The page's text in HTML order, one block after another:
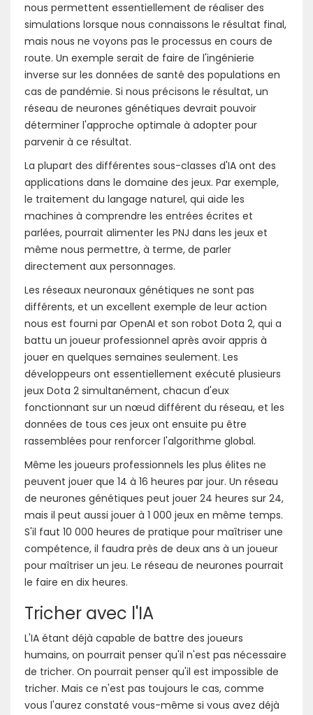
nous permettent essentiellement de réaliser des
simulations lorsque nous connaissons le résultat final,
mais nous ne voyons pas le processus en cours de
route. Un exemple serait de faire de l'ingénierie
inverse sur les données de santé des populations en
cas de pandémie. Si nous précisons le résultat, un
réseau de neurones génétiques devrait pouvoir
déterminer l'approche optimale à adopter pour
parvenir à ce résultat.
La plupart des différentes sous-classes d'IA ont des
applications dans le domaine des jeux. Par exemple,
le traitement du langage naturel, qui aide les
machines à comprendre les entrées écrites et
parlées, pourrait alimenter les PNJ dans les jeux et
même nous permettre, à terme, de parler
directement aux personnages.
Les réseaux neuronaux génétiques ne sont pas
différents, et un excellent exemple de leur action
nous est fourni par OpenAI et son robot Dota 2, qui a
battu un joueur professionnel après avoir appris à
jouer en quelques semaines seulement. Les
développeurs ont essentiellement exécuté plusieurs
jeux Dota 2 simultanément, chacun d'eux
fonctionnant sur un nœud différent du réseau, et les
données de tous ces jeux ont ensuite pu être
rassemblées pour renforcer l'algorithme global.
Même les joueurs professionnels les plus élites ne
peuvent jouer que 14 à 16 heures par jour. Un réseau
de neurones génétiques peut jouer 24 heures sur 24,
mais il peut aussi jouer à 1 000 jeux en même temps.
S'il faut 10 000 heures de pratique pour maîtriser une
compétence, il faudra près de deux ans à un joueur
pour maîtriser un jeu. Le réseau de neurones pourrait
le faire en dix heures.
Tricher avec l'IA
L'IA étant déjà capable de battre des joueurs
humains, on pourrait penser qu'il n'est pas nécessaire
de tricher. On pourrait penser qu'il est impossible de
tricher. Mais ce n'est pas toujours le cas, comme
vous l'aurez constaté vous-même si vous avez déjà